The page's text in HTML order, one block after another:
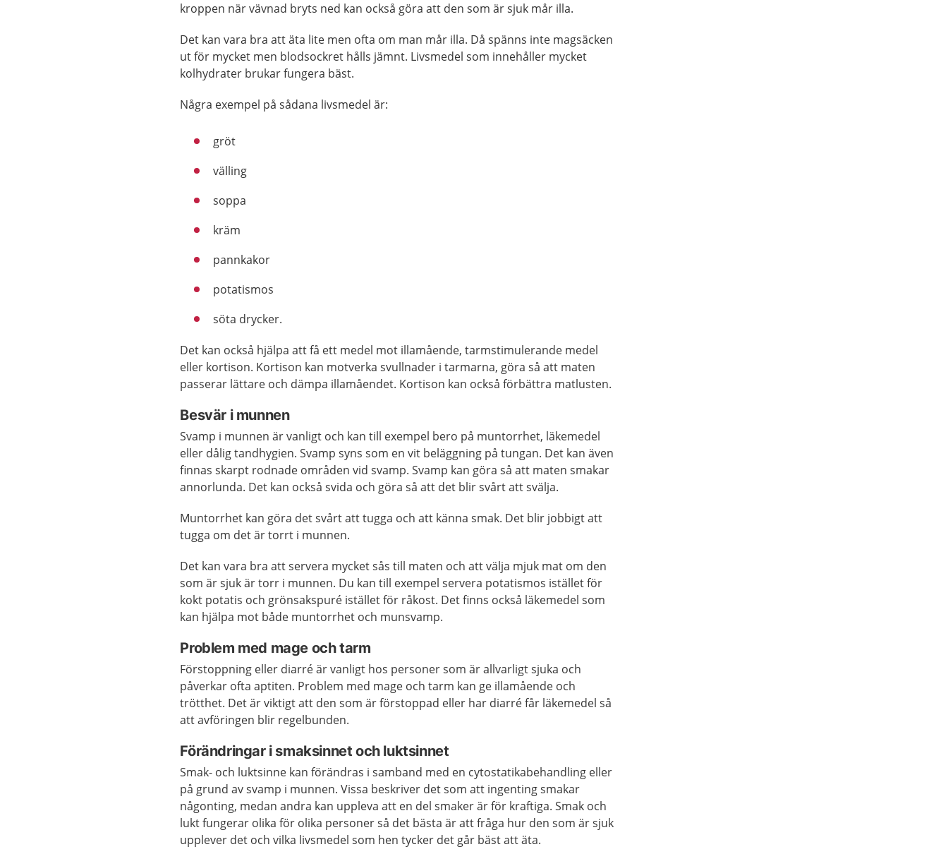
kroppen när vävnad bryts ned kan också göra att den som är sjuk mår illa.
Det kan vara bra att äta lite men ofta om man mår illa. Då spänns inte magsäcken
ut för mycket men blodsockret hålls jämnt. Livsmedel som innehåller mycket
kolhydrater brukar fungera bäst.
Några exempel på sådana livsmedel är:
gröt
välling
soppa
kräm
pannkakor
potatismos
söta drycker.
Det kan också hjälpa att få ett medel mot illamående, tarmstimulerande medel
eller kortison. Kortison kan motverka svullnader i tarmarna, göra så att maten
passerar lättare och dämpa illamåendet. Kortison kan också förbättra matlusten.
Besvär i munnen
Svamp i munnen är vanligt och kan till exempel bero på muntorrhet, läkemedel
eller dålig tandhygien. Svamp syns som en vit beläggning på tungan. Det kan även
finnas skarpt rodnade områden vid svamp. Svamp kan göra så att maten smakar
annorlunda. Det kan också svida och göra så att det blir svårt att svälja.
Muntorrhet kan göra det svårt att tugga och att känna smak. Det blir jobbigt att
tugga om det är torrt i munnen.
Det kan vara bra att servera mycket sås till maten och att välja mjuk mat om den
som är sjuk är torr i munnen. Du kan till exempel servera potatismos istället för
kokt potatis och grönsakspuré istället för råkost. Det finns också läkemedel som
kan hjälpa mot både muntorrhet och munsvamp.
Problem med mage och tarm
Förstoppning eller diarré är vanligt hos personer som är allvarligt sjuka och
påverkar ofta aptiten. Problem med mage och tarm kan ge illamående och
trötthet. Det är viktigt att den som är förstoppad eller har diarré får läkemedel så
att avföringen blir regelbunden.
Förändringar i smaksinnet och luktsinnet
Smak- och luktsinne kan förändras i samband med en cytostatikabehandling eller
på grund av svamp i munnen. Vissa beskriver det som att ingenting smakar
någonting, medan andra kan uppleva att en del smaker är för kraftiga. Smak och
lukt fungerar olika för olika personer så det bästa är att fråga hur den som är sjuk
upplever det och vilka livsmedel som hen tycker det går bäst att äta.